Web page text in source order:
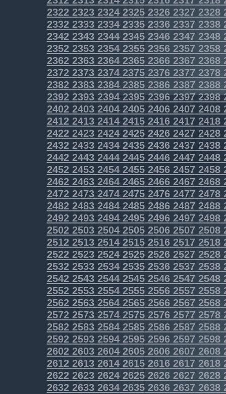
232223232324232523262327 2328
233223332334233523362337 2338
234223432344234523462347 2348
235223532354235523562357 2358
236223632364236523662367 2368
237223732374237523762377 2378
238223832384238523862387 2388
2392239323942395239623972398
2402240324042405240624072408
2412241324142415241624172418
2422242324242425242624272428
2432243324342435243624372438
2442244324442445244624472448
2452245324542455245624572458
2462246324642465246624672468
2472247324742475247624772478
2482248324842485248624872488
2492249324942495249624972498
2502250325042505250625072508
2512251325142515251625172518
2522252325242525252625272528
253225332534253525362537 2538
254225432544254525462547 2548
255225532554255525562557 2558
256225632564256525662567 2568
257225732574257525762577 2578
258225832584258525862587 2588
259225932594259525962597 2598
260226032604260526062607 2608
261226132614261526162617 2618
262226232624262526262627 2628
263226332634263526362637 2638